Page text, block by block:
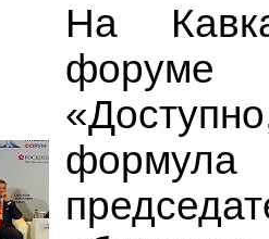
На
форуме
формула